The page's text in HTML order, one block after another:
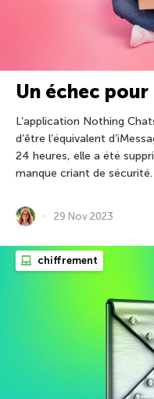
Un échec
L’application Nothing
d’être l’équivalent
24 heures, elle a été
manque criant de sécurité.
29 Nov 2023
chiffrement